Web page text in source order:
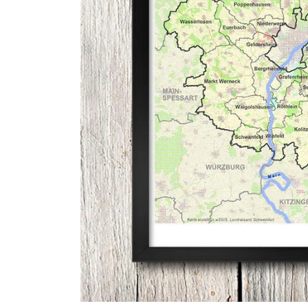
Frontend Benutzer
fe_typo_user
Anbieter: Landratsamt Schweinfurt
Zweck: Anonyme Klickzählung
Cookie Laufzeit: Session
Barrierefreiheit
accessibility
Anbieter: Landratsamt Schweinfurt
Kontrast und Schriftgröße
Cookie Laufzeit: Session